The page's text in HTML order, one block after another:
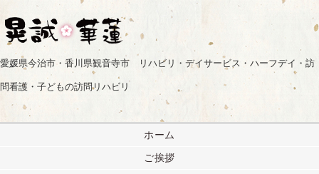
愛媛県今治市・香川県観音寺市 リハビリ・デイサービス・ハーフデイ・訪
問看護・子どもの訪問リハビリ
ホーム
ご挨拶